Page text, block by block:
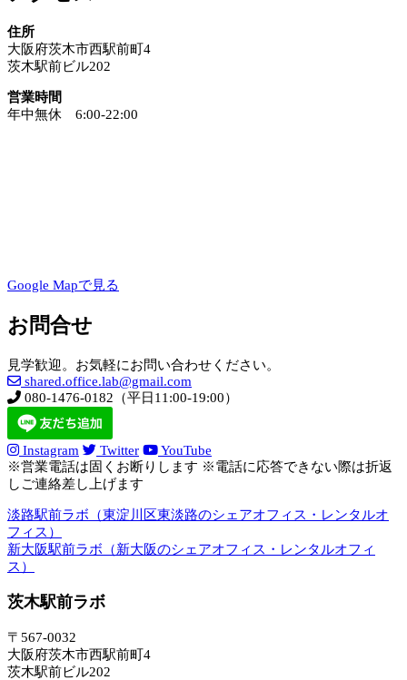
住所
大阪府茨木市西駅前町4
茨木駅前ビル202
営業時間
年中無休 6:00-22:00
Google Mapで見る
お問合せ
見学歓迎。お気軽にお問い合わせください。
shared.office.lab@gmail.com
080-1476-0182（平日11:00-19:00）
Instagram Twitter
YouTube
※営業電話は固くお断りします ※電話に応答できない際は折返
しご連絡差し上げます
淡路駅前ラボ（東淀川区東淡路のシェアオフィス・レンタルオ
フィス）
新大阪駅前ラボ（新大阪のシェアオフィス・レンタルオフィ
ス）
茨木駅前ラボ
〒567-0032
大阪府茨木市西駅前町4
茨木駅前ビル202